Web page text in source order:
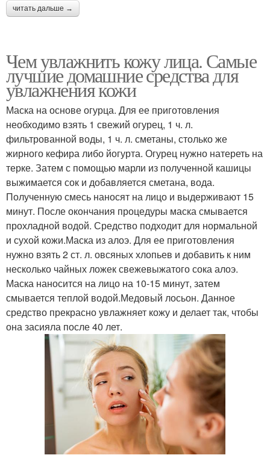
читать дальше →
Чем увлажнить кожу лица. Самые
лучшие домашние средства для
увлажнения кожи
Маска на основе огурца. Для ее приготовления
необходимо взять 1 свежий огурец, 1 ч. л.
фильтрованной воды, 1 ч. л. сметаны, столько же
жирного кефира либо йогурта. Огурец нужно натереть на
терке. Затем с помощью марли из полученной кашицы
выжимается сок и добавляется сметана, вода.
Полученную смесь наносят на лицо и выдерживают 15
минут. После окончания процедуры маска смывается
прохладной водой. Средство подходит для нормальной
и сухой кожи.Маска из алоэ. Для ее приготовления
нужно взять 2 ст. л. овсяных хлопьев и добавить к ним
несколько чайных ложек свежевыжатого сока алоэ.
Маска наносится на лицо на 10-15 минут, затем
смывается теплой водой.Медовый лосьон. Данное
средство прекрасно увлажняет кожу и делает так, чтобы
она засияла после 40 лет.